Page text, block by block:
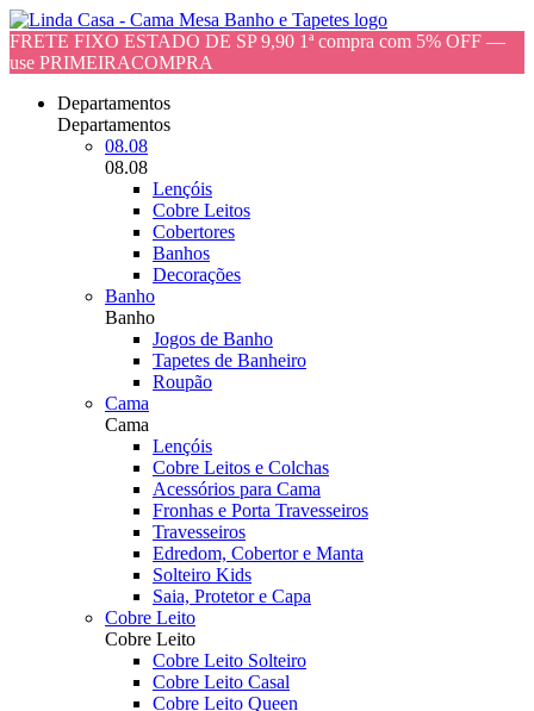
FRETE FIXO ESTADO DE SP 9,90 1ª compra com 5% OFF —
use PRIMEIRACOMPRA
Departamentos
Departamentos
08.08
08.08
Lençóis
Cobre Leitos
Cobertores
Banhos
Decorações
Banho
Banho
Jogos de Banho
Tapetes de Banheiro
Roupão
Cama
Cama
Lençóis
Cobre Leitos e Colchas
Acessórios para Cama
Fronhas e Porta Travesseiros
Travesseiros
Edredom, Cobertor e Manta
Solteiro Kids
Saia, Protetor e Capa
Cobre Leito
Cobre Leito
Cobre Leito Solteiro
Cobre Leito Casal
Cobre Leito Queen